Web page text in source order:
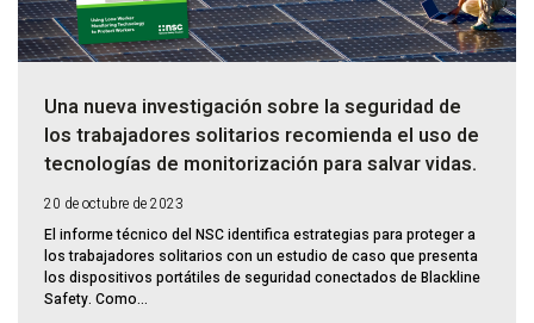
Una nueva investigación sobre la seguridad de
los trabajadores solitarios recomienda el uso de
tecnologías de monitorización para salvar vidas.
20 de octubre de 2023
El informe técnico del NSC identifica estrategias para proteger a
los trabajadores solitarios con un estudio de caso que presenta
los dispositivos portátiles de seguridad conectados de Blackline
Safety. Como...